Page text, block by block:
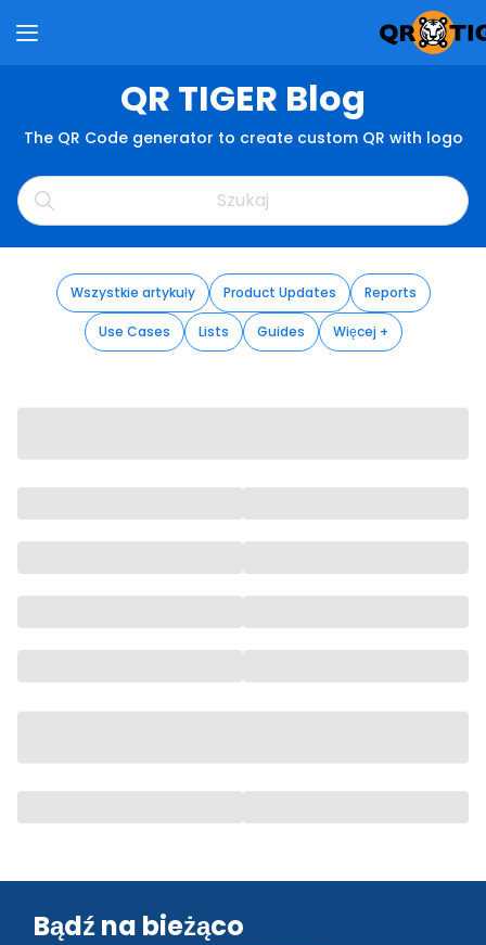
QR TIGER Blog
The QR Code generator to create custom QR with logo
Wszystkie artykuły Product Updates Reports
Use Cases Lists Guides Więcej +
Bądź na bieżąco